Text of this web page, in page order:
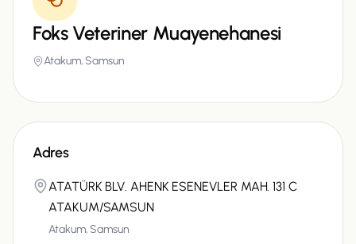
Foks Veteriner Muayenehanesi
Atakum,Samsun
Adres
ATATÜRK BLV. AHENK ESENEVLER MAH. 131 C
ATAKUM/SAMSUN
Atakum,Samsun